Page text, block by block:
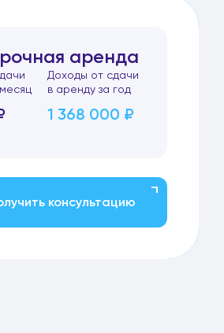
аренда
Доходы от сдачи
в аренду за год
1 368 000 ₽
консультацию